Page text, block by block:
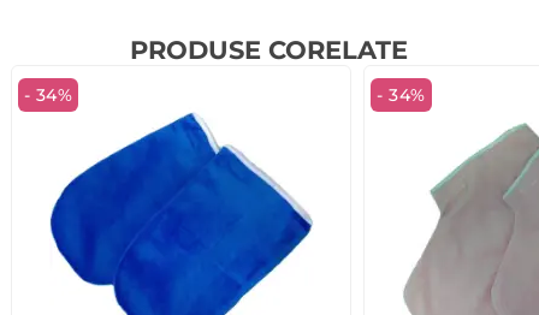
PRODUSE CORELATE
- 34% - 34%